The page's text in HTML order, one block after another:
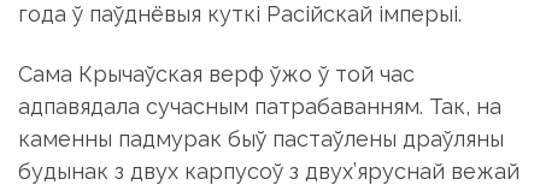
года ў паўднёвыя куткі Расійскай імперыі.
Сама Крычаўская верф ўжо ў той час
адпавядала сучасным патрабаванням. Так, на
каменны падмурак быў пастаўлены драўляны
будынак з двух карпусоў з двух’яруснай вежай